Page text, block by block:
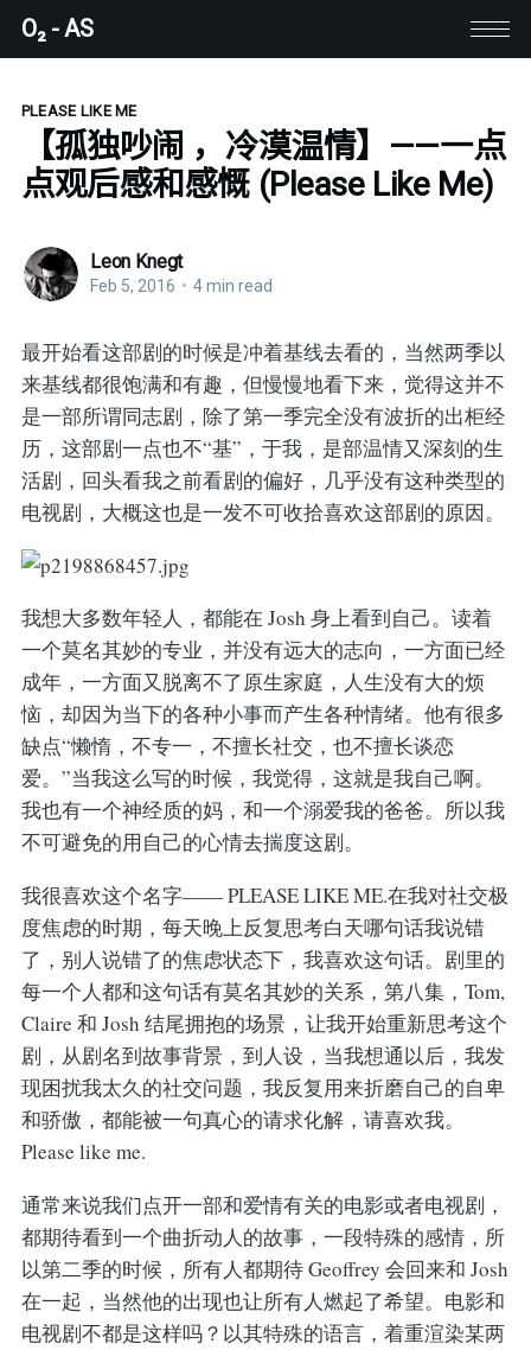
O₂ - AS
PLEASE LIKE ME
【孤独吵闹 ，冷漠温情】——一点
点观后感和感慨 (Please Like Me)
Leon Knegt
Feb 5, 2016 • 4 min read
最开始看这部剧的时候是冲着基线去看的，当然两季以
来基线都很饱满和有趣，但慢慢地看下来，觉得这并不
是一部所谓同志剧，除了第一季完全没有波折的出柜经
历，这部剧一点也不“基”，于我，是部温情又深刻的生
活剧，回头看我之前看剧的偏好，几乎没有这种类型的
电视剧，大概这也是一发不可收拾喜欢这部剧的原因。
我想大多数年轻人，都能在 Josh 身上看到自己。读着
一个莫名其妙的专业，并没有远大的志向，一方面已经
成年，一方面又脱离不了原生家庭，人生没有大的烦
恼，却因为当下的各种小事而产生各种情绪。他有很多
缺点“懒惰，不专一，不擅长社交，也不擅长谈恋
爱。”当我这么写的时候，我觉得，这就是我自己啊。
我也有一个神经质的妈，和一个溺爱我的爸爸。所以我
不可避免的用自己的心情去揣度这剧。
我很喜欢这个名字—— PLEASE LIKE ME.在我对社交极
度焦虑的时期，每天晚上反复思考白天哪句话我说错
了，别人说错了的焦虑状态下，我喜欢这句话。剧里的
每一个人都和这句话有莫名其妙的关系，第八集，Tom,
Claire 和 Josh 结尾拥抱的场景，让我开始重新思考这个
剧，从剧名到故事背景，到人设，当我想通以后，我发
现困扰我太久的社交问题，我反复用来折磨自己的自卑
和骄傲，都能被一句真心的请求化解，请喜欢我。
Please like me.
通常来说我们点开一部和爱情有关的电影或者电视剧，
都期待看到一个曲折动人的故事，一段特殊的感情，所
以第二季的时候，所有人都期待 Geoffrey 会回来和 Josh
在一起，当然他的出现也让所有人燃起了希望。电影和
电视剧不都是这样吗？以其特殊的语言，着重渲染某两